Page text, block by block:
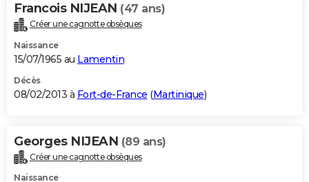
Francois NIJEAN (47 ans)
Créer une cagnotte obsèques
Naissance
15/07/1965 au Lamentin
Décès
08/02/2013 à Fort-de-France (Martinique)
Georges NIJEAN (89 ans)
Créer une cagnotte obsèques
Naissance